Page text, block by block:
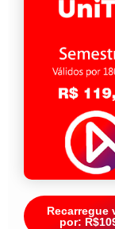
Recarregue
por: